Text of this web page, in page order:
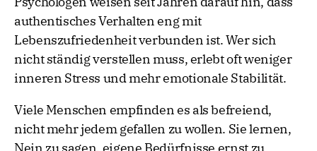
authentisches Verhalten eng mit
Lebenszufriedenheit verbunden ist. Wer sich
nicht ständig verstellen muss, erlebt oft weniger
inneren Stress und mehr emotionale Stabilität.
Viele Menschen empfinden es als befreiend,
nicht mehr jedem gefallen zu wollen. Sie lernen,